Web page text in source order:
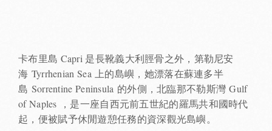
卡布里島 Capri 是長靴義大利脛骨之外，第勒尼安
海 Tyrrhenian Sea 上的島嶼，她漂落在蘇連多半
島 Sorrentine Peninsula 的外側，北臨那不勒斯灣 Gulf
of Naples ，是一座自西元前五世紀的羅馬共和國時代
起，便被賦予休閒遊憩任務的資深觀光島嶼。